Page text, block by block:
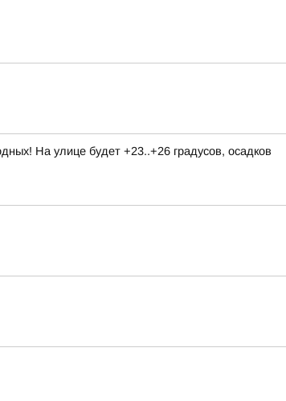
На улице будет +23..+26 градусов, осадков